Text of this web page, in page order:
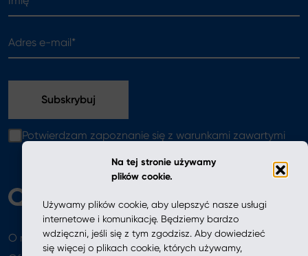
Na tej stronie używamy
plików cookie.
Używamy plików cookie, aby ulepszyć nasze usługi
internetowe i komunikację. Będziemy bardzo
wdzięczni, jeśli się z tym zgodzisz. Aby dowiedzieć
się więcej o plikach cookie, których używamy,
Adres e-mail*
Potwierdzam zapoznanie się z warunkami zawartymi
O nas
Aktualności